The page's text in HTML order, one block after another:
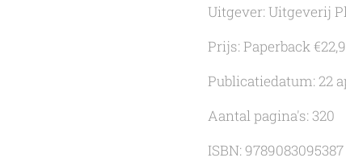
Uitgever: Uitgeverij
Prijs: Paperback
Publicatiedatum: 22
Aantal pagina's: 320
ISBN: 9789083095387